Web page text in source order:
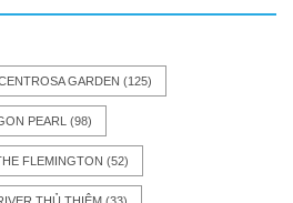
GARDEN (125)
PEARL (98)
FLEMINGTON (52)
THỦ THIÊM (33)